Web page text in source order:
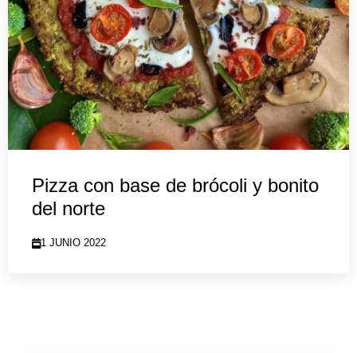
Pizza con base de brócoli y bonito
del norte
1 JUNIO 2022